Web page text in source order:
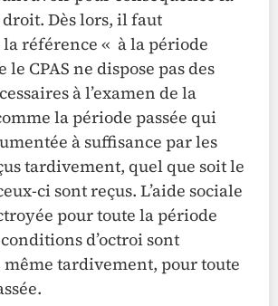
Dès lors, il faut
référence « à la période
CPAS ne dispose pas des
à l’examen de la
la période passée qui
à suffisance par les
tardivement, quel que soit le
ci sont reçus. L’aide sociale
pour toute la période
d’octroi sont
tardivement, pour toute